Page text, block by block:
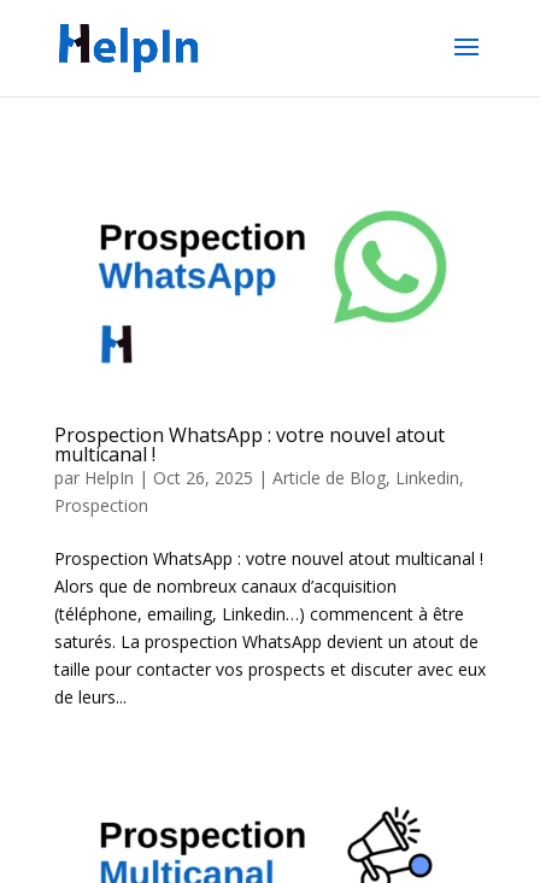
Prospection WhatsApp : votre nouvel atout
multicanal !
par HelpIn | Oct 26, 2025 | Article de Blog, Linkedin,
Prospection
Prospection WhatsApp : votre nouvel atout multicanal !
Alors que de nombreux canaux d’acquisition
(téléphone, emailing, Linkedin…) commencent à être
saturés. La prospection WhatsApp devient un atout de
taille pour contacter vos prospects et discuter avec eux
de leurs...